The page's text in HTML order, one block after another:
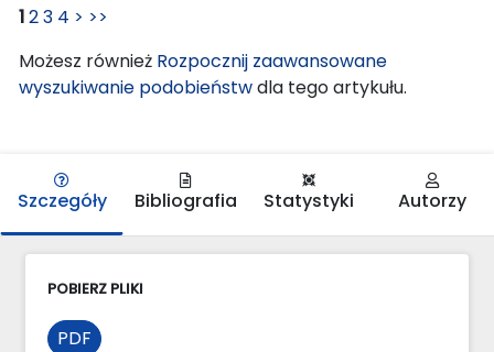
123 4 > >>
Możesz również Rozpocznij zaawansowane
wyszukiwanie podobieństwdla tego artykułu.
Szczegóły Bibliografia Statystyki Autorzy
POBIERZ PLIKI
PDF